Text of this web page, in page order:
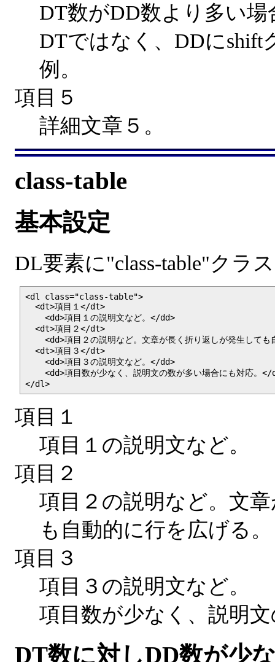
DT数がDD数より多い場
DTではなく、DDにshift
例。
項目５
詳細文章５。
class-table
基本設定
DL要素に"class-table"クラ
<dl class="class-table">
  <dt>項目１</dt>
    <dd>項目１の説明文など。</dd>
  <dt>項目２</dt>
<dd>項目２の説明など。文章が長く折り返しが発生して
  <dt>項目３</dt>
    <dd>項目３の説明文など。</dd>
<dd>項目数が少なく、説明文の数が多い場合にも対応。
</dl>
項目１
項目１の説明文など。
項目２
項目２の説明など。文
も自動的に行を広げる。
項目３
項目３の説明文など。
項目数が少なく、説明
DT数に対しDD数が少